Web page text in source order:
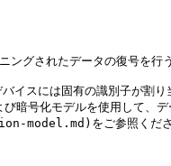
グされたデータの復号を行
イスには固有の識別子が
暗号化モデルを使用して、
をご参照くださ